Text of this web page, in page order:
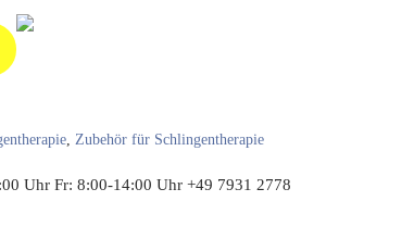
, Zubehör für Schlingentherapie
Uhr Fr: 8:00-14:00 Uhr +49 7931 2778